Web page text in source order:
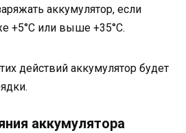
аккумулятор, если
+5°C или выше +35°C.
действий аккумулятор будет
аккумулятора